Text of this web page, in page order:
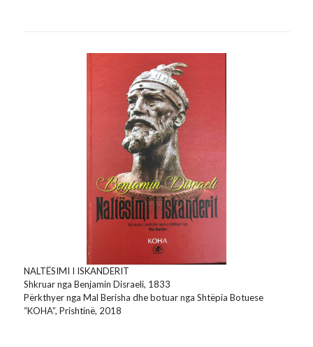
NALTËSIMI I ISKANDERIT
Shkruar nga Benjamin Disraeli, 1833
Përkthyer nga Mal Berisha dhe botuar nga Shtëpia Botuese
“KOHA”, Prishtinë, 2018